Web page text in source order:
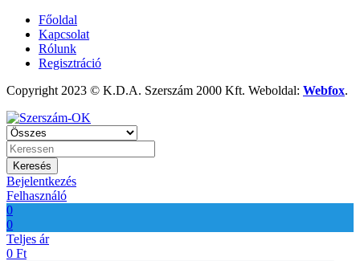
Főoldal
Kapcsolat
Rólunk
Regisztráció
Copyright 2023 © K.D.A. Szerszám 2000 Kft. Weboldal: Webfox.
Keresés
Bejelentkezés
Felhasználó
0
0
Teljes ár
0 Ft